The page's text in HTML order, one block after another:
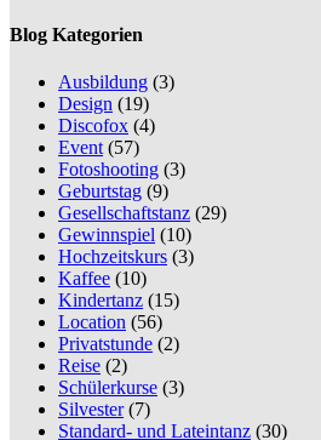
Blog Kategorien
Ausbildung (3)
Design (19)
Discofox (4)
Event (57)
Fotoshooting (3)
Geburtstag (9)
Gesellschaftstanz (29)
Gewinnspiel (10)
Hochzeitskurs (3)
Kaffee (10)
Kindertanz (15)
Location (56)
Privatstunde (2)
Reise (2)
Schülerkurse (3)
Silvester(7)
Standard- und Lateintanz (30)